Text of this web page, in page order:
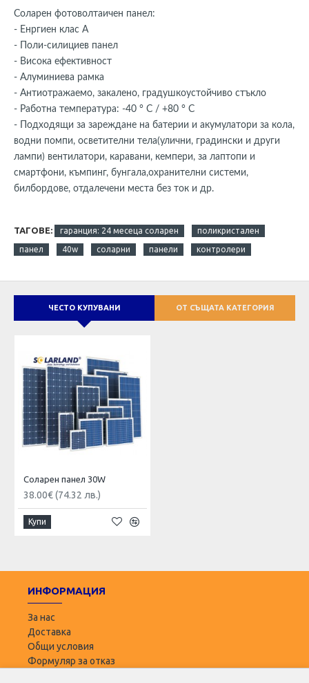
Соларен фотоволтаичен панел:
- Енргиен клас А
- Поли-силициев панел
- Висока ефективност
- Алуминиева рамка
- Антиотражаемо, закалено, градушкоустойчиво стъкло
- Работна температура: -40 ° C / +80 ° C
- Подходящи за зареждане на батерии и акумулатори за кола,
водни помпи, осветителни тела(улични, градински и други
лампи) вентилатори, каравани, кемпери, за лаптопи и
смартфони, къмпинг, бунгала,охранителни системи,
билбордове, отдалечени места без ток и др.
ТАГОВЕ: гаранция: 24 месеца соларен поликристален
панел 40w соларни панели контролери
ЧЕСТО КУПУВАНИ ОТ СЪЩАТА КАТЕГОРИЯ
Соларен панел 30W
38.00€ (74.32 лв.)
Купи
ИНФОРМАЦИЯ
За нас
Доставка
Общи условия
Формуляр за отказ